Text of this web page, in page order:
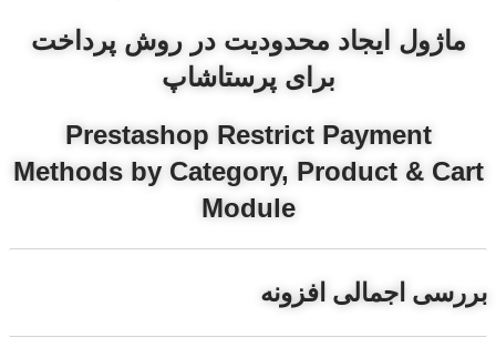
ماژول ایجاد محدودیت در روش پرداخت
برای پرستاشاپ
Prestashop Restrict Payment
Methods by Category, Product & Cart
Module
بررسی اجمالی افزونه